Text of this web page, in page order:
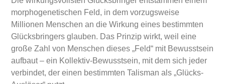
morphogenetischen Feld, in dem vorzugsweise
Millionen Menschen an die Wirkung eines bestimmten
Glücksbringers glauben. Das Prinzip wirkt, weil eine
große Zahl von Menschen dieses „Feld“ mit Bewusstsein
aufbaut – ein Kollektiv-Bewusstsein, mit dem sich jeder
verbindet, der einen bestimmten Talisman als „Glücks-